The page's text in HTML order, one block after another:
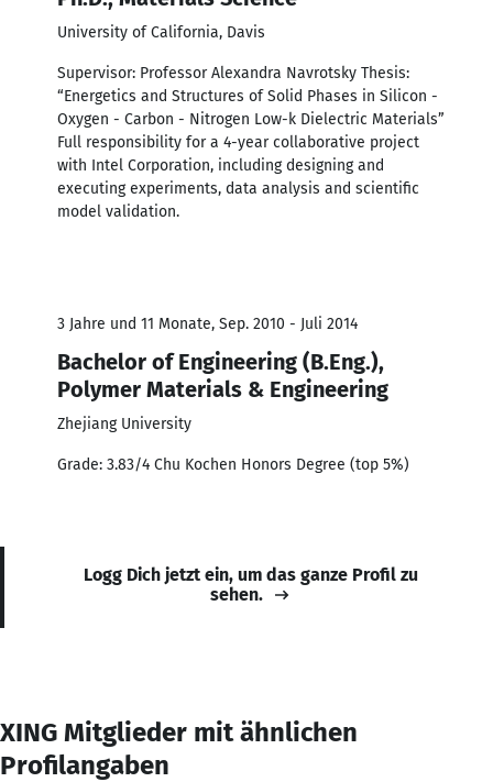
University of California, Davis
Supervisor: Professor Alexandra Navrotsky Thesis:
“Energetics and Structures of Solid Phases in Silicon -
Oxygen - Carbon - Nitrogen Low-k Dielectric Materials”
Full responsibility for a 4-year collaborative project
with Intel Corporation, including designing and
executing experiments, data analysis and scientific
model validation.
3 Jahre und 11 Monate, Sep. 2010 - Juli 2014
Bachelor of Engineering (B.Eng.),
Polymer Materials & Engineering
Zhejiang University
Grade: 3.83/4 Chu Kochen Honors Degree (top 5%)
Logg Dich jetzt ein, um das ganze Profil zu
sehen.
XING Mitglieder mit ähnlichen
Profilangaben